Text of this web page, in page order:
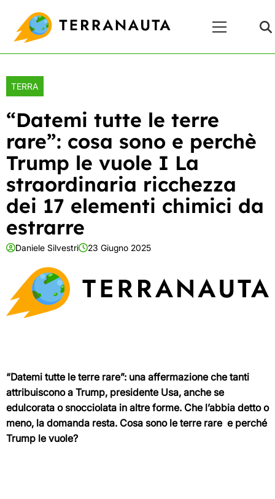
content
Principale
TERRA
“Datemi tutte le terre
rare”: cosa sono e perchè
Trump le vuole I La
straordinaria ricchezza
dei 17 elementi chimici da
estrarre
Daniele Silvestri 23 Giugno 2025
“Datemi tutte le terre rare”: una affermazione che tanti
attribuiscono a Trump, presidente Usa, anche se
edulcorata o snocciolata in altre forme. Che l’abbia detto o
meno, la domanda resta. Cosa sono le terre rare e perché
Trump le vuole?